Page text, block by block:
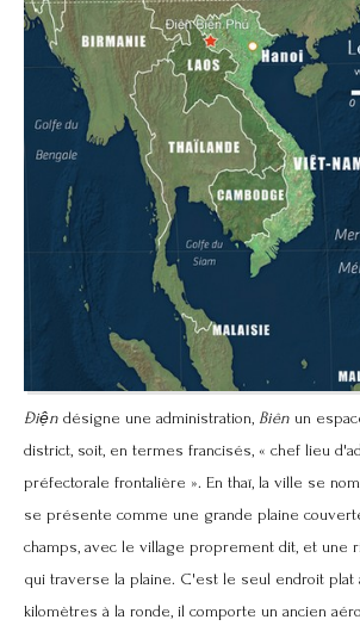
Ðiện désigne une administration, Biên un
district, soit, en termes francisés, « chef lieu
préfectorale frontalière ». En thaï, la ville se
se présente comme une grande plaine
champs, avec le village proprement dit, et une
qui traverse la plaine. C'est le seul endroit plat
kilomètres à la ronde, il comporte un ancien